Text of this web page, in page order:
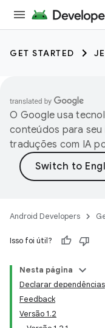
GET STARTED
O Google usa
conteúdos para
traduções com IA
Android Developers
Isso foi útil?
Nesta página
Declarar dependências
Feedback
Versão 1.2